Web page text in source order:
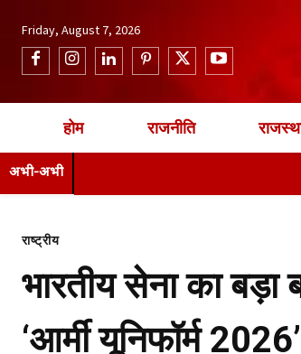
Friday, August 7, 2026
होम राजनीति
अभी-अभी
राष्ट्रीय
भारतीय सेना का बड़ा
‘आर्मी यूनिफॉर्म